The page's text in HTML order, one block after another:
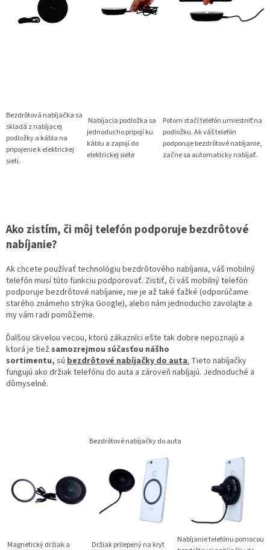
Bezdrôtová nabíjačka sa
skladá z nabíjacej
podložky a kábla na
pripojenie k elektrickej
sieti.
Nabíjacia podložka sa
jednoducho pripojí ku
káblu a zapojí do
elektrickej siete
Potom stačí telefón umiestniť na
podložku. Ak váš telefón
podporuje bezdrôtové nabíjanie,
začne sa automaticky nabíjať.
Ako zistím, či môj telefón podporuje bezdrôtové
nabíjanie?
Ak chcete používať technológiu bezdrôtového nabíjania, váš mobilný
telefón musí túto funkciu podporovať. Zistiť, či váš mobilný telefón
podporuje bezdrôtové nabíjanie, nie je až také ťažké (odporúčame
starého známeho strýka Google), alebo nám jednoducho zavolajte a
my vám radi pomôžeme.
Ďalšou skvelou vecou, ktorú zákazníci ešte tak dobre nepoznajú a
ktorá je tiež samozrejmou súčasťou nášho
sortimentu, sú bezdrôtové nabíjačky do auta. Tieto nabíjačky
fungujú ako držiak telefónu do auta a zároveň nabíjajú. Jednoduché a
dômyselné.
Bezdrôtové nabíjačky do auta
Magnetický držiak a
Držiak prilepený na kryt
Nabíjanie telefónu pomocou